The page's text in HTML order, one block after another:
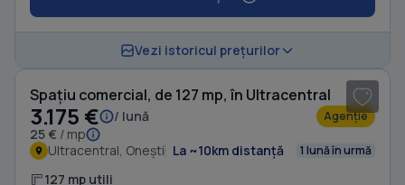
Vezi istoricul prețurilor
Spațiu comercial, de 127 mp, în Ultracentral
3.175 €
/ lună
25 € / mp
Agenție
Ultracentral, Onești La ~10km distanță 1 lună în urmă
127 mp utili